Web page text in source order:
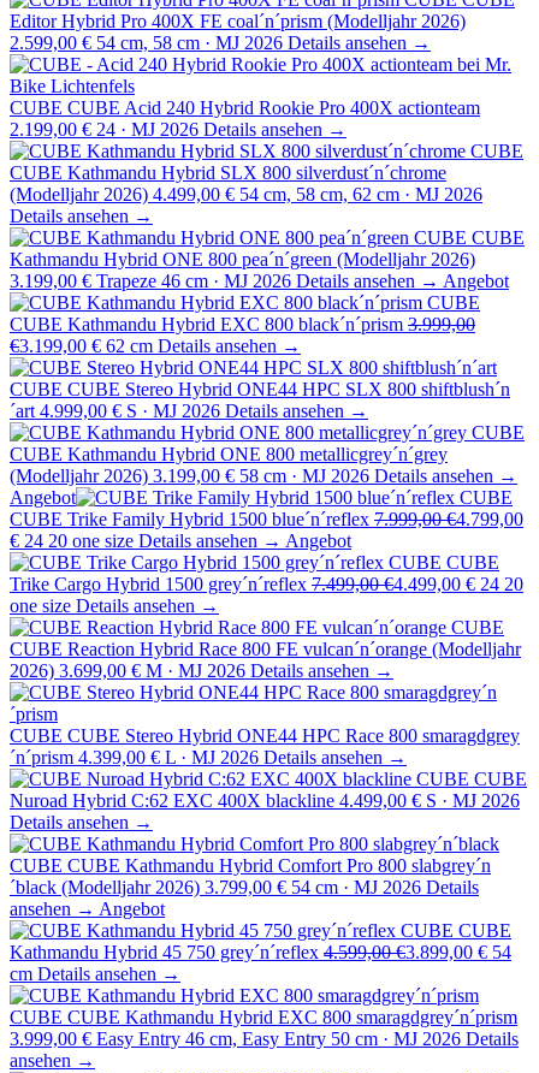
Editor Hybrid Pro 400X FE coal´n´prism (Modelljahr 2026)
2.599,00 € 54 cm, 58 cm · MJ 2026 Details ansehen →
CUBE CUBE Acid 240 Hybrid Rookie Pro 400X actionteam
2.199,00 € 24 · MJ 2026 Details ansehen →
CUBE
CUBE Kathmandu Hybrid SLX 800 silverdust´n´chrome
(Modelljahr 2026) 4.499,00 € 54 cm, 58 cm, 62 cm · MJ 2026
Details ansehen →
CUBE CUBE
Kathmandu Hybrid ONE 800 pea´n´green (Modelljahr 2026)
3.199,00 € Trapeze 46 cm · MJ 2026 Details ansehen → Angebot
CUBE
CUBE Kathmandu Hybrid EXC 800 black´n´prism 3.999,00
€3.199,00 € 62 cm Details ansehen →
CUBE CUBE Stereo Hybrid ONE44 HPC SLX 800 shiftblush´n
´art 4.999,00 € S · MJ 2026 Details ansehen →
CUBE
CUBE Kathmandu Hybrid ONE 800 metallicgrey´n´grey
(Modelljahr 2026) 3.199,00 € 58 cm · MJ 2026 Details ansehen →
Angebot
CUBE
CUBE Trike Family Hybrid 1500 blue´n´reflex 7.999,00 €4.799,00
€ 24 20 one size Details ansehen → Angebot
CUBE CUBE
Trike Cargo Hybrid 1500 grey´n´reflex 7.499,00 €4.499,00 € 24 20
one size Details ansehen →
CUBE
CUBE Reaction Hybrid Race 800 FE vulcan´n´orange (Modelljahr
2026) 3.699,00 € M · MJ 2026 Details ansehen →
CUBE CUBE Stereo Hybrid ONE44 HPC Race 800 smaragdgrey
´n´prism 4.399,00 € L · MJ 2026 Details ansehen →
CUBE CUBE
Nuroad Hybrid C:62 EXC 400X blackline 4.499,00 € S · MJ 2026
Details ansehen →
CUBE CUBE Kathmandu Hybrid Comfort Pro 800 slabgrey´n
´black (Modelljahr 2026) 3.799,00 € 54 cm · MJ 2026 Details
ansehen → Angebot
CUBE CUBE
Kathmandu Hybrid 45 750 grey´n´reflex 4.599,00 €3.899,00 € 54
cm Details ansehen →
CUBE CUBE Kathmandu Hybrid EXC 800 smaragdgrey´n´prism
3.999,00 € Easy Entry 46 cm, Easy Entry 50 cm · MJ 2026 Details
ansehen →